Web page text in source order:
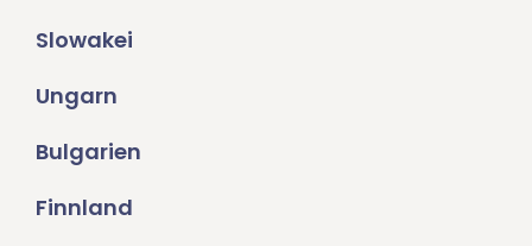
Slowakei
Ungarn
Bulgarien
Finnland